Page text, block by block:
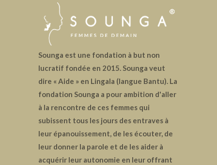
Sounga est une fondation à but non
lucratif fondée en 2015. Sounga veut
dire « Aide » en Lingala (langue Bantu). La
fondation Sounga a pour ambition d'aller
à la rencontre de ces femmes qui
subissent tous les jours des entraves à
leur épanouissement, de les écouter, de
leur donner la parole et de les aider à
acquérir leur autonomie en leur offrant